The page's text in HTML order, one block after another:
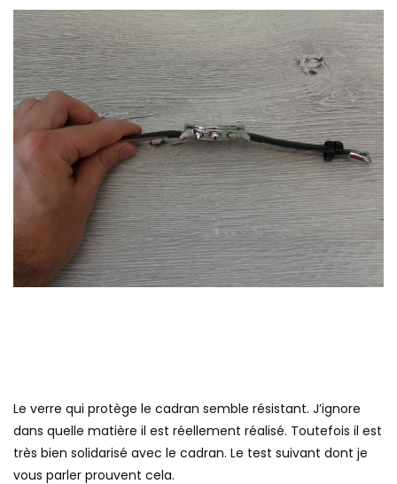
Le verre qui protège le cadran semble résistant. J’ignore
dans quelle matière il est réellement réalisé. Toutefois il est
très bien solidarisé avec le cadran. Le test suivant dont je
vous parler prouvent cela.